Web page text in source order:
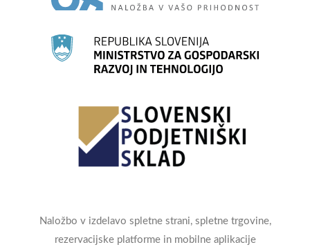
Naložbo v izdelavo spletne strani, spletne trgovine,
rezervacijske platforme in mobilne aplikacije